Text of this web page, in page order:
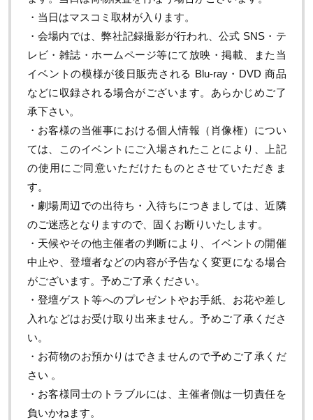
・当日はマスコミ取材が入ります。
・会場内では、弊社記録撮影が行われ、公式 SNS・テ
レビ・雑誌・ホームページ等にて放映・掲載、また当
イベントの模様が後日販売される Blu-ray・ DVD 商品
などに収録される場合がございます。あらかじめご了
承下さい。
・お客様の当催事における個人情報（肖像権）につい
ては、このイベントにご入場されたことにより、上記
の使用にご同意いただけたものとさせていただきま
す。
・劇場周辺での出待ち・入待ちにつきましては、近隣
のご迷惑となりますので、固くお断りいたします。
・天候やその他主催者の判断により、イベントの開催
中止や、登壇者などの内容が予告なく変更になる場合
がございます。予めご了承ください。
・登壇ゲスト等へのプレゼントやお手紙、お花や差し
入れなどはお受け取り出来ません。予めご了承くださ
い。
・お荷物のお預かりはできませんので予めご了承くだ
さい 。
・お客様同士のトラブルには、主催者側は一切責任を
負いかねます。